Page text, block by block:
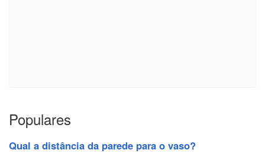
Populares
Qual a distância da parede para o vaso?